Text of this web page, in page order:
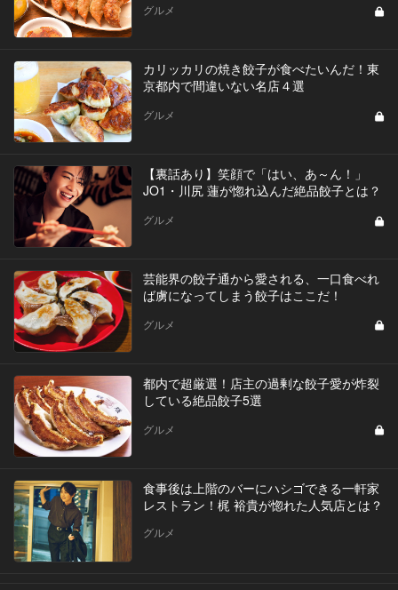
グルメ
カリッカリの焼き餃子が食べたいんだ！東
京都内で間違いない名店４選
グルメ
【裏話あり】笑顔で「はい、あ～ん！」
JO1・川尻 蓮が惚れ込んだ絶品餃子とは？
グルメ
芸能界の餃子通から愛される、一口食べれ
ば虜になってしまう餃子はここだ！
グルメ
都内で超厳選！店主の過剰な餃子愛が炸裂
している絶品餃子5選
グルメ
食事後は上階のバーにハシゴできる一軒家
レストラン！梶 裕貴が惚れた人気店とは？
グルメ